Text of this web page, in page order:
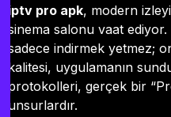
iptv pro apk, modern
sinema salonu vaat
sadece indirmek yetmez;
kalitesi, uygulamanın
protokolleri, gerçek bir
unsurlardır.